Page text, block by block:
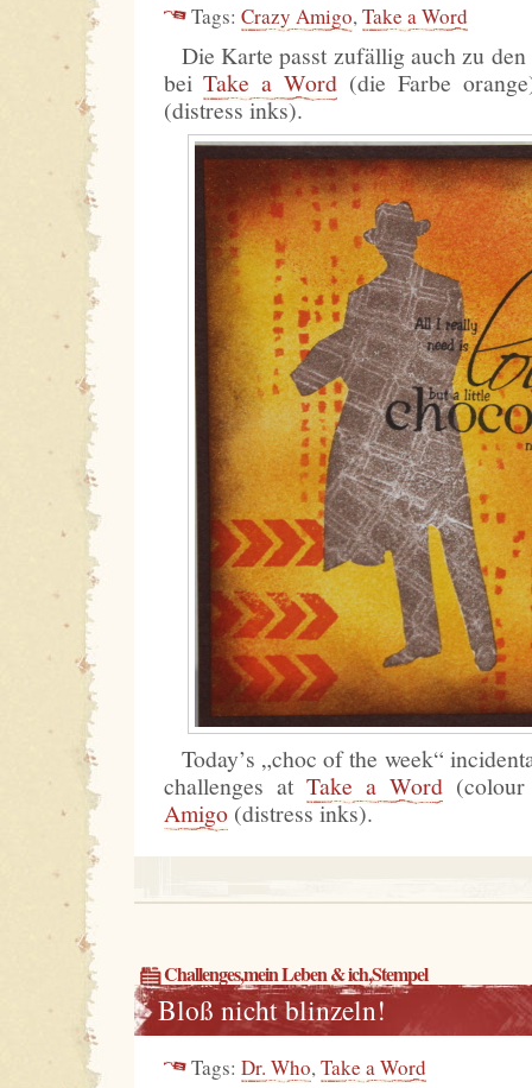
Tags: Crazy Amigo, Take a Word
Die Karte passt zufällig auch zu
beiTake a Word (die Farbe
(distress inks).
Today’s „choc of the week“
challenges at Take a Word(colour
Amigo(distress inks).
Challenges,mein Leben & ich,Stempel
Bloß nicht blinzeln!
Tags: Dr. Who, Take a Word